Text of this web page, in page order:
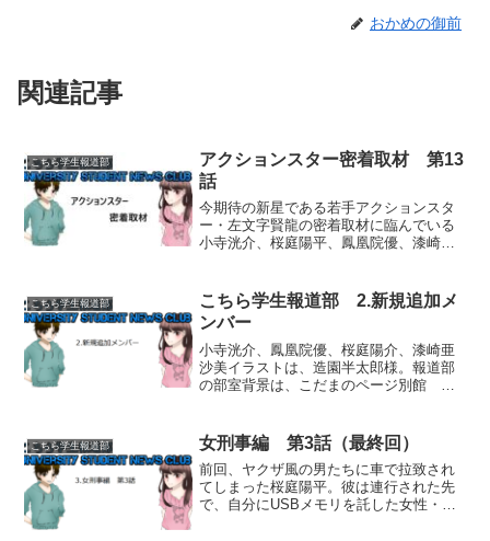
おかめの御前
関連記事
こちら学生報道部
アクションスター密着取材 第13
話
今期待の新星である若手アクションスタ
ー・左文字賢龍の密着取材に臨んでいる
小寺洸介、桜庭陽平、鳳凰院優、漆崎亜
の話から、賢龍が何者かに脅迫されてい
ることを知る。そして洸...
こちら学生報道部
こちら学生報道部 2.新規追加メ
ンバー
小寺洸介、鳳凰院優、桜庭陽介、漆崎亜
沙美イラストは、造園半太郎様。報道部
の部室背景は、こだまのページ別館 様
ラーの発表です！漆崎 亜沙美
urushizaki asa...
こちら学生報道部 女刑事編 第3話（最終回）
前回、ヤクザ風の男たちに車で拉致され
てしまった桜庭陽平。彼は連行された先
で、自分にUSBメモリを託した女性・笹